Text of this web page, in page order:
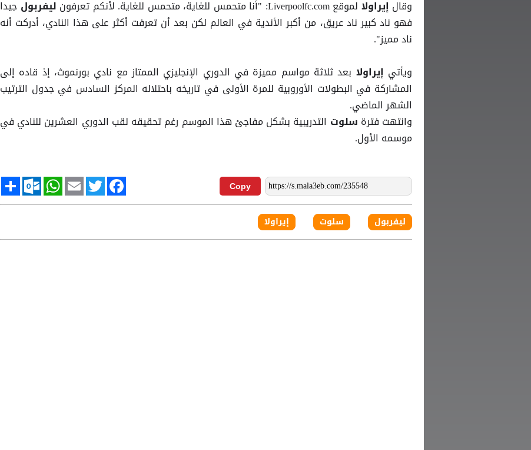
وقال إيراولا لموقع Liverpoolfc.com: "أنا متحمس للغاية، متحمس للغاية. لأنكم تعرفون ليفربول جيدا
فهو ناد كبير ناد عريق، من أكبر الأندية في العالم لكن بعد أن تعرفت أكثر على هذا النادي، أدركت أنه
ناد مميز".
ويأتي إيراولا بعد ثلاثة مواسم مميزة في الدوري الإنجليزي الممتاز مع نادي بورنموث، إذ قاده إلى
المشاركة في البطولات الأوروبية للمرة الأولى في تاريخه باحتلاله المركز السادس في جدول الترتيب
الشهر الماضي.
وانتهت فترة سلوت التدريبية بشكل مفاجئ هذا الموسم رغم تحقيقه لقب الدوري العشرين للنادي في
موسمه الأول.
Copy
Facebook
Twitter
Email
WhatsApp
Outlook.com
Share
ليفربول سلوت إيراولا